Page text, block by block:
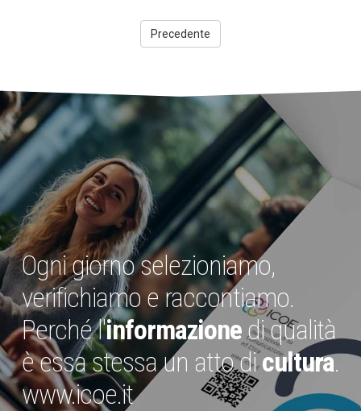
Precedente
Ogni giorno selezioniamo,
verifichiamo e raccontiamo.
Perché l'informazionedi qualità
è essa stessa un atto dicultura.
www.icoe.it